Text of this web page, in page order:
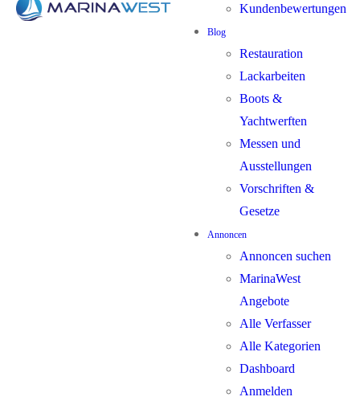
Kundenbewertungen
Blog
Restauration
Lackarbeiten
Boots &
Yachtwerften
Messen und
Ausstellungen
Vorschriften &
Gesetze
Annoncen
Annoncen suchen
MarinaWest
Angebote
Alle Verfasser
Alle Kategorien
Dashboard
Anmelden